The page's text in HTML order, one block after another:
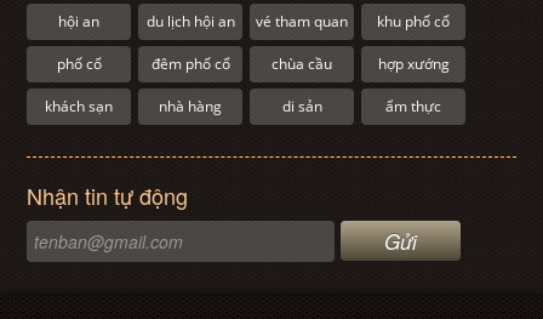
hội an du lịch hội an vé tham quan khu phố cổ
phố cổ đêm phố cổ chùa cầu hợp xướng
khách sạn nhà hàng di sản ẩm thực
Nhận tin tự động